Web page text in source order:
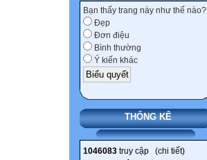
Bạn thấy trang này như thế nào?
Đẹp
Đơn điệu
Bình thường
Ý kiến khác
THỐNG KÊ
1046083 truy cập (chi tiết)